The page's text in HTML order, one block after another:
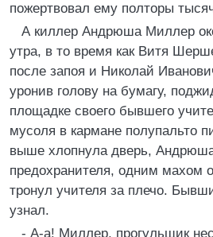
пожертвовал ему полторы
А киллер Андрюша Миллер
утра, в то время как Витя
после запоя и Николай
уронив голову на бумагу,
площадке своего бывшего
мусоля в кармане полупальто
выше хлопнула дверь,
предохранителя, одним махом
тронул учителя за плечо.
узнал.
- А-а! Миллер, прогульщик